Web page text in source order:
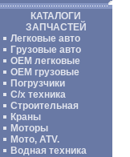
КАТАЛОГИ
ЗАПЧАСТЕЙ
Легковые авто
Грузовые авто
ОЕМ легковые
OEM грузовые
Погрузчики
С/х техника
Строительная
Краны
Моторы
Мото, ATV.
Водная техника